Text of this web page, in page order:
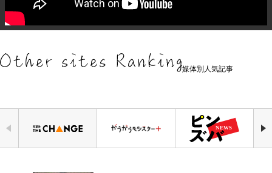
媒体別人気記事